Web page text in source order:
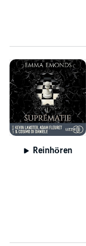
Reinhören